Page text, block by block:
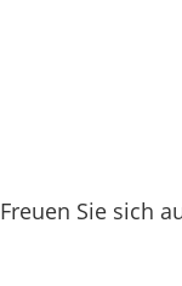
Freuen Sie sich